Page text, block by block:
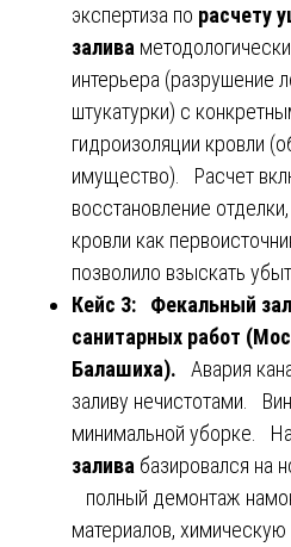
экспертиза по расчету
залива
интерьера (разрушение
штукатурки) с
гидроизоляции кровли
имущество). Расчет
восстановление
кровли как
позволило взыскать
Кейс 3: Фекальный
санитарных работ
Балашиха).
Авария
заливу нечистотами.
минимальной уборке.
залива базировался на
полный демонтаж
материалов,